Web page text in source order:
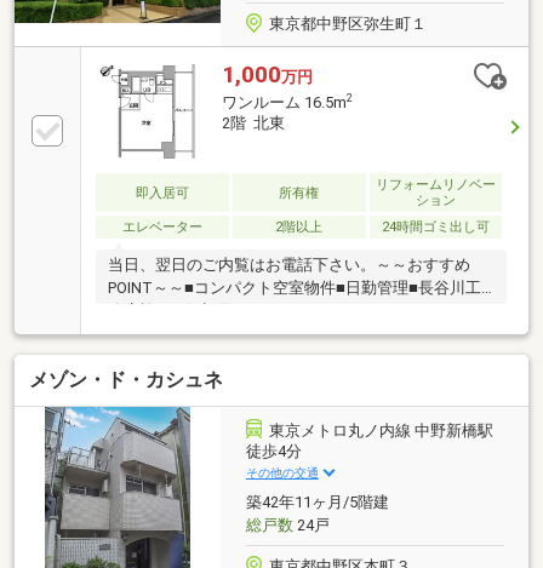
東京都中野区弥生町１
1,000万円
ワンルーム 16.5m2
2階 北東
即入居可 所有権
リフォームリノベー
ション
エレベーター
2階以上 24時間ゴミ出し可
当日、翌日のご内覧はお電話下さい。～～おすすめ
POINT～～■コンパクト空室物件■日勤管理■長谷川工
大京アステージ管理――新規リフォーム中――(令和8年8
月)・クロス交換・給湯器交換お早めにご覧下さい。
メゾン・ド・カシュネ
東京メトロ丸ノ内線 中野新橋駅
徒歩4分
その他の交通
築42年11ヶ月/5階建
総戸数24戸